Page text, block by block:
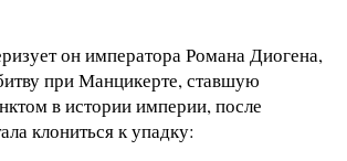
он императора Романа Диогена,
при Манцикерте, ставшую
в истории империи, после
клониться к упадку: